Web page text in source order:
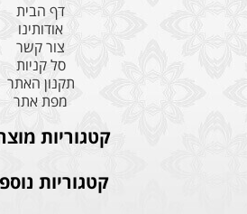
דף הבית
אודותינו
צור קשר
סל קניות
תקנון האתר
מפת אתר
קטגוריות
קטגוריות